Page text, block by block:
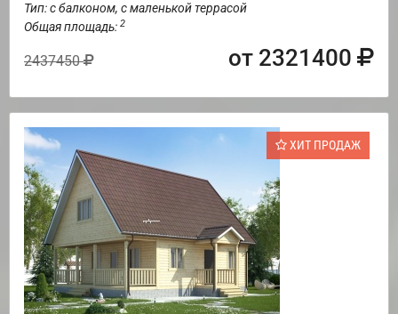
Тип: с балконом, с маленькой террасой
Общая площадь: 2
2437450 от 2321400
ХИТ ПРОДАЖ